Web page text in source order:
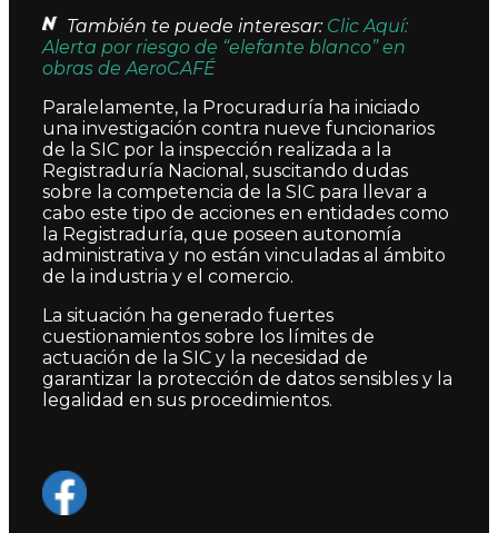
También te puede interesar: Clic Aquí:
Alerta por riesgo de “elefante blanco” en
obras de AeroCAFÉ
Paralelamente, la Procuraduría ha iniciado
una investigación contra nueve funcionarios
de la SIC por la inspección realizada a la
Registraduría Nacional, suscitando dudas
sobre la competencia de la SIC para llevar a
cabo este tipo de acciones en entidades como
la Registraduría, que poseen autonomía
administrativa y no están vinculadas al ámbito
de la industria y el comercio.
La situación ha generado fuertes
cuestionamientos sobre los límites de
actuación de la SIC y la necesidad de
garantizar la protección de datos sensibles y la
legalidad en sus procedimientos.